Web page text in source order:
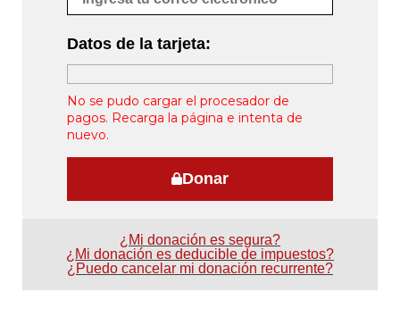
Datos de la tarjeta:
No se pudo cargar el procesador de
pagos. Recarga la página e intenta de
nuevo.
Donar
¿Mi donación es segura?
¿Mi donación es deducible de impuestos?
¿Puedo cancelar mi donación recurrente?